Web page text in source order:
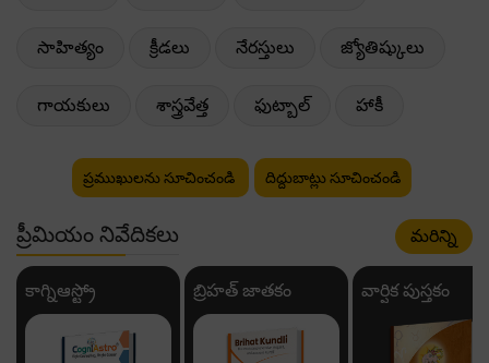
సాహిత్యం క్రీడలు నేరస్తులు జ్యోతిష్కులు
గాయకులు శాస్త్రవేత్త ఫుట్బాల్ హాకీ
ప్రముఖులను సూచించండి దిద్దుబాట్లు సూచించండి
ప్రీమియం నివేదికలు మరిన్ని
కాగ్నిఆస్ట్రో బ్రిహత్ జాతకం వార్షిక పుస్తకం